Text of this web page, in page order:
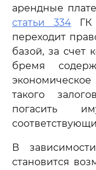
арендные
статьи 334ГК
переходит
базой, за счет
бремя
такого
погасить
В
становится